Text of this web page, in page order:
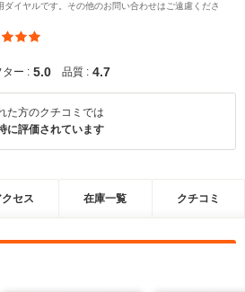
イヤルです。その他のお問い合わせはご遠慮くださ
ター : 5.0 品質 : 4.7
た方のクチコミでは
に評価されています
セス 在庫一覧 クチコミ